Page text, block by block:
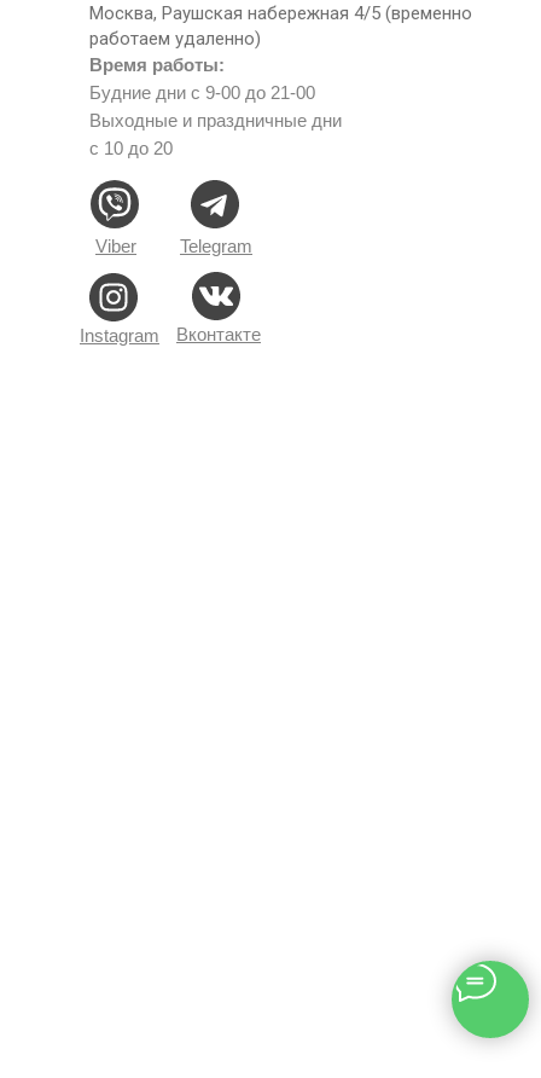
Время работы:
Будние дни с 9-00 до 21-00
Выходные и праздничные дни
с 10 до 20
Telegram
Viber
Instagram
Москва, Раушская набережная 4/5 (временно
работаем удаленно)
Вконтакте